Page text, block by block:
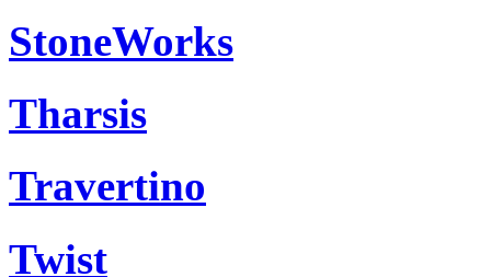
StoneWorks
Tharsis
Travertino
Twist